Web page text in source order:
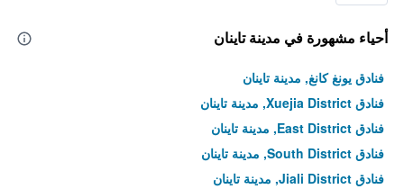
أحياء مشهورة في مدينة تاينان
فنادق يونغ كانغ, مدينة تاينان
فنادق Xuejia District, مدينة تاينان
فنادق East District, مدينة تاينان
فنادق South District, مدينة تاينان
فنادق Jiali District, مدينة تاينان